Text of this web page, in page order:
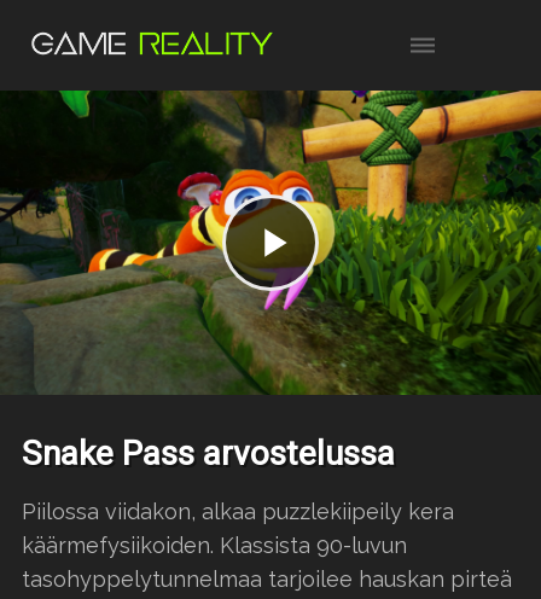
Snake Pass arvostelussa
Piilossa viidakon, alkaa puzzlekiipeily kera
käärmefysiikoiden. Klassista 90-luvun
tasohyppelytunnelmaa tarjoilee hauskan pirteä